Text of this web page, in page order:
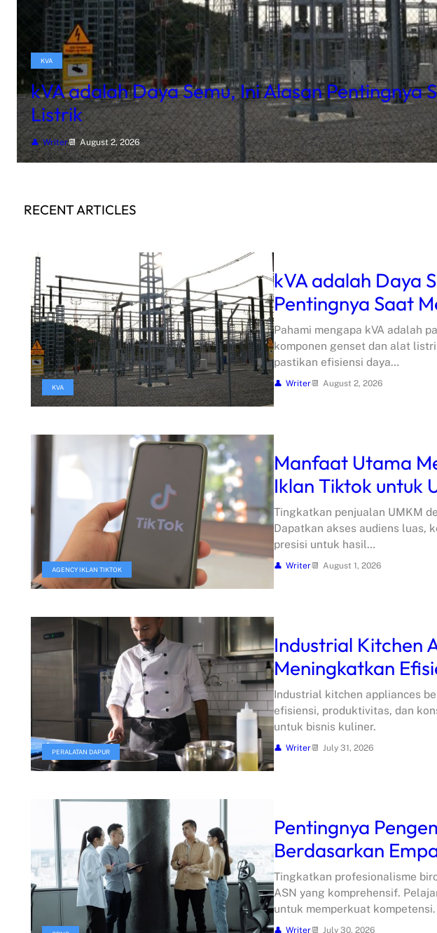
KVA
kVA adalah Daya Semu, Ini Alasan Pentingnya
Listrik
Writer August 2, 2026
RECENT ARTICLES
KVA
kVA adalah Daya
Pentingnya Saat
Pahami mengapa kVA adalah
komponen genset dan alat
pastikan efisiensi daya…
Writer August 2, 2026
AGENCY IKLAN TIKTOK
Manfaat Utama
Iklan Tiktok untuk
Tingkatkan penjualan UMKM
Dapatkan akses audiens luas,
presisi untuk hasil…
Writer August 1, 2026
PERALATAN DAPUR
Industrial Kitchen
Meningkatkan
Industrial kitchen appliances
efisiensi, produktivitas, dan
untuk bisnis kuliner.
Writer July 31, 2026
Pentingnya
Berdasarkan
Tingkatkan profesionalisme
ASN yang komprehensif.
untuk memperkuat kompetensi.
Writer July 30, 2026